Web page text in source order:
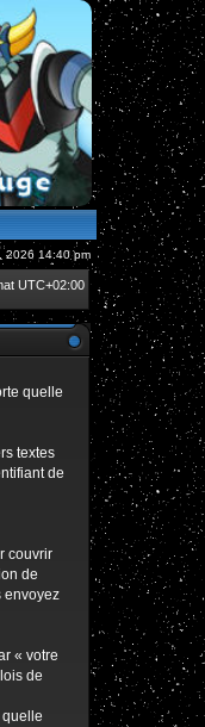
2026 14:40 pm
UTC+02:00
quelle
textes
de
couvrir
de
envoyez
« votre
de
quelle